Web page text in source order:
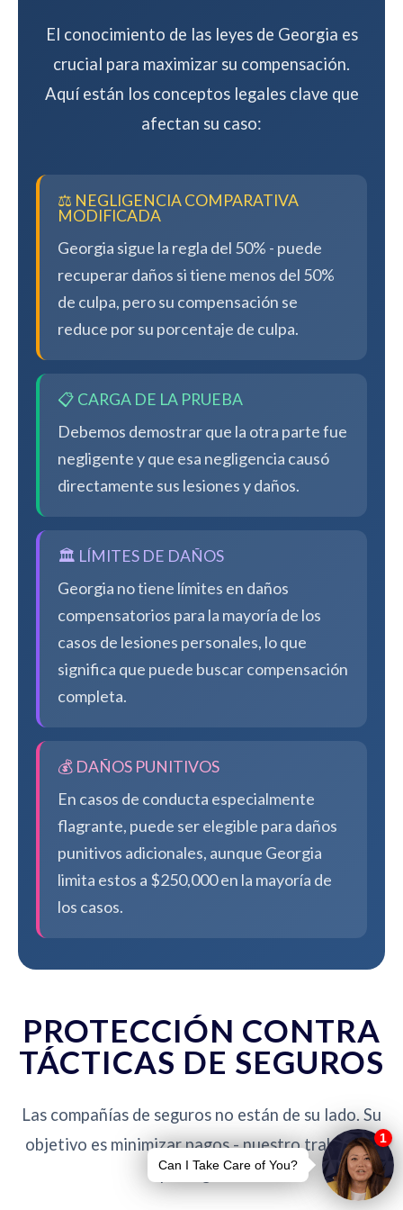
El conocimiento de las leyes de Georgia es
crucial para maximizar su compensación.
Aquí están los conceptos legales clave que
afectan su caso:
⚖️ NEGLIGENCIA COMPARATIVA
MODIFICADA
Georgia sigue la regla del 50% - puede
recuperar daños si tiene menos del 50%
de culpa, pero su compensación se
reduce por su porcentaje de culpa.
📋 CARGA DE LA PRUEBA
Debemos demostrar que la otra parte fue
negligente y que esa negligencia causó
directamente sus lesiones y daños.
🏛️ LÍMITES DE DAÑOS
Georgia no tiene límites en daños
compensatorios para la mayoría de los
casos de lesiones personales, lo que
significa que puede buscar compensación
completa.
💰 DAÑOS PUNITIVOS
En casos de conducta especialmente
flagrante, puede ser elegible para daños
punitivos adicionales, aunque Georgia
limita estos a $250,000 en la mayoría de
los casos.
PROTECCIÓN CONTRA
TÁCTICAS DE SEGUROS
Las compañías de seguros no están de su lado. Su
objetivo es minimizar pagos - nuestro trabajo es
protegerlo.